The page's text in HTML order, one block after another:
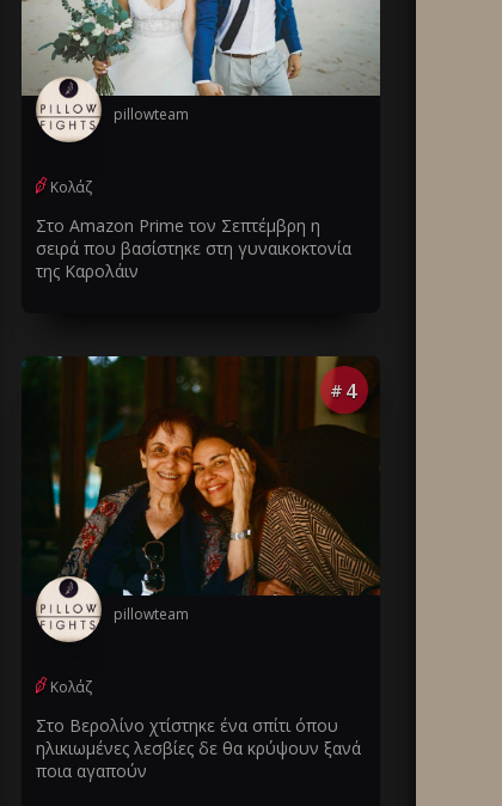
pillowteam
Κολάζ
Στο Amazon Prime τον Σεπτέμβρη η
σειρά που βασίστηκε στη γυναικοκτονία
της Καρολάιν
# 4
pillowteam
Κολάζ
Στο Βερολίνο χτίστηκε ένα σπίτι όπου
ηλικιωμένες λεσβίες δε θα κρύψουν ξανά
ποια αγαπούν